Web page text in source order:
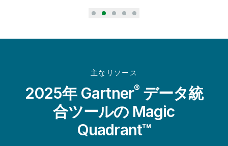
主なリソース
2025年 Gartner®データ統
合ツールの Magic
Quadrant™